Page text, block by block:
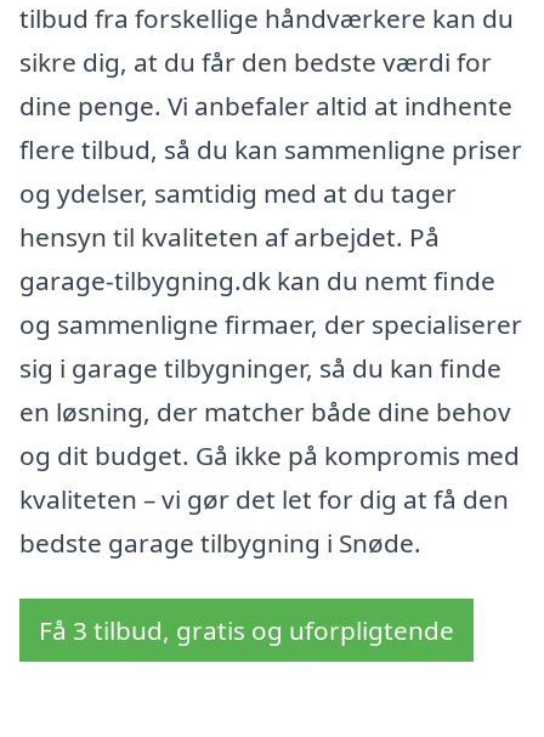
tilbud fra forskellige håndværkere kan du
sikre dig, at du får den bedste værdi for
dine penge. Vi anbefaler altid at indhente
flere tilbud, så du kan sammenligne priser
og ydelser, samtidig med at du tager
hensyn til kvaliteten af arbejdet. På
garage-tilbygning.dk kan du nemt finde
og sammenligne firmaer, der specialiserer
sig i garage tilbygninger, så du kan finde
en løsning, der matcher både dine behov
og dit budget. Gå ikke på kompromis med
kvaliteten – vi gør det let for dig at få den
bedste garage tilbygning i Snøde.
Få 3 tilbud, gratis og uforpligtende